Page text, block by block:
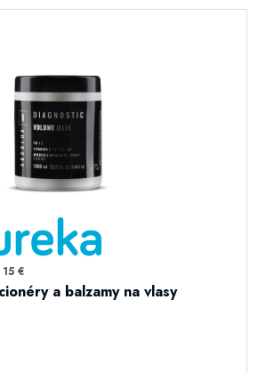
€
a balzamy na vlasy